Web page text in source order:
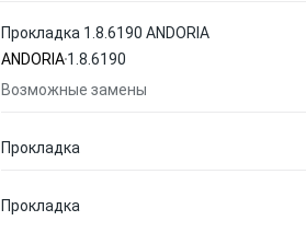
Прокладка 1.8.6190 ANDORIA
ANDORIA1.8.6190
Возможные замены
Прокладка
Прокладка